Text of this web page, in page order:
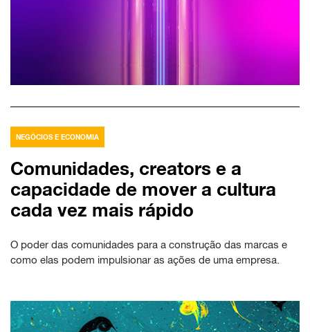
NEGÓCIOS E ECONOMIA
Comunidades, creators e a
capacidade de mover a cultura
cada vez mais rápido
O poder das comunidades para a construção das marcas e
como elas podem impulsionar as ações de uma empresa.